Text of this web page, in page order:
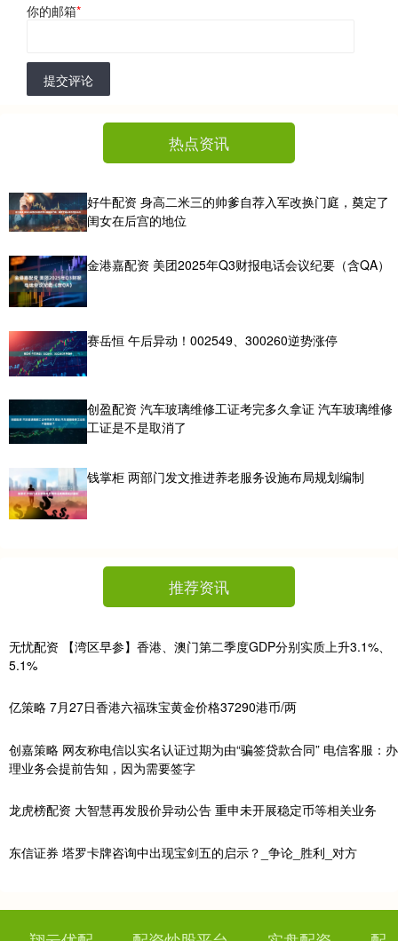
你的邮箱*
提交评论
热点资讯
好牛配资 身高二米三的帅爹自荐入军改换门庭，奠定了
闺女在后宫的地位
金港嘉配资 美团2025年Q3财报电话会议纪要（含QA）
赛岳恒 午后异动！002549、300260逆势涨停
创盈配资 汽车玻璃维修工证考完多久拿证 汽车玻璃维修
工证是不是取消了
钱掌柜 两部门发文推进养老服务设施布局规划编制
推荐资讯
无忧配资 【湾区早参】香港、澳门第二季度GDP分别实质上升3.1%、
5.1%
亿策略 7月27日香港六福珠宝黄金价格37290港币/两
创嘉策略 网友称电信以实名认证过期为由“骗签贷款合同” 电信客服：办
理业务会提前告知，因为需要签字
龙虎榜配资 大智慧再发股价异动公告 重申未开展稳定币等相关业务
东信证券 塔罗卡牌咨询中出现宝剑五的启示？_争论_胜利_对方